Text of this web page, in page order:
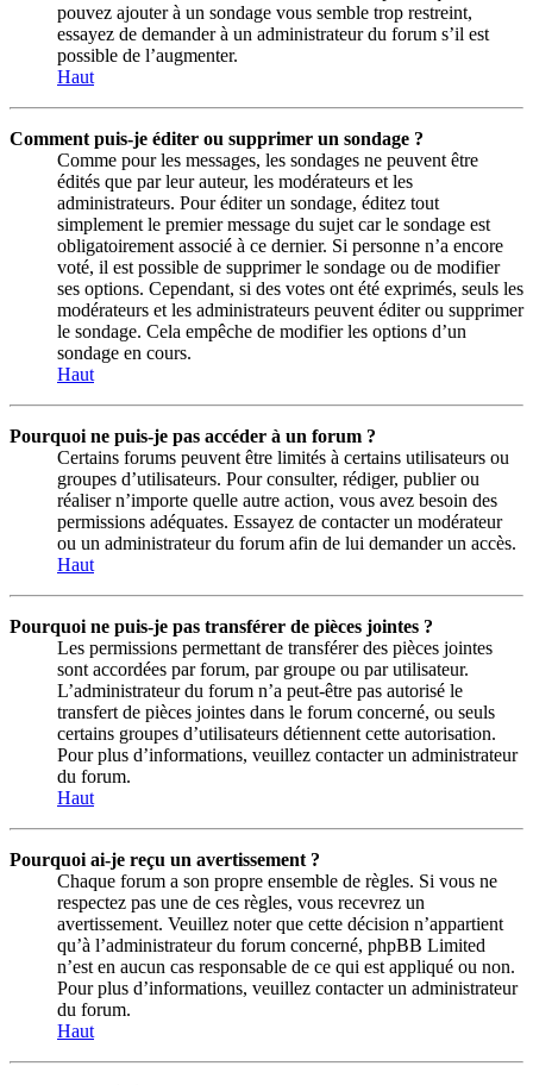
pouvez ajouter à un sondage vous semble trop restreint,
essayez de demander à un administrateur du forum s’il est
possible de l’augmenter.
Haut
Comment puis-je éditer ou supprimer un sondage ?
Comme pour les messages, les sondages ne peuvent être
édités que par leur auteur, les modérateurs et les
administrateurs. Pour éditer un sondage, éditez tout
simplement le premier message du sujet car le sondage est
obligatoirement associé à ce dernier. Si personne n’a encore
voté, il est possible de supprimer le sondage ou de modifier
ses options. Cependant, si des votes ont été exprimés, seuls les
modérateurs et les administrateurs peuvent éditer ou supprimer
le sondage. Cela empêche de modifier les options d’un
sondage en cours.
Haut
Pourquoi ne puis-je pas accéder à un forum ?
Certains forums peuvent être limités à certains utilisateurs ou
groupes d’utilisateurs. Pour consulter, rédiger, publier ou
réaliser n’importe quelle autre action, vous avez besoin des
permissions adéquates. Essayez de contacter un modérateur
ou un administrateur du forum afin de lui demander un accès.
Haut
Pourquoi ne puis-je pas transférer de pièces jointes ?
Les permissions permettant de transférer des pièces jointes
sont accordées par forum, par groupe ou par utilisateur.
L’administrateur du forum n’a peut-être pas autorisé le
transfert de pièces jointes dans le forum concerné, ou seuls
certains groupes d’utilisateurs détiennent cette autorisation.
Pour plus d’informations, veuillez contacter un administrateur
du forum.
Haut
Pourquoi ai-je reçu un avertissement ?
Chaque forum a son propre ensemble de règles. Si vous ne
respectez pas une de ces règles, vous recevrez un
avertissement. Veuillez noter que cette décision n’appartient
qu’à l’administrateur du forum concerné, phpBB Limited
n’est en aucun cas responsable de ce qui est appliqué ou non.
Pour plus d’informations, veuillez contacter un administrateur
du forum.
Haut